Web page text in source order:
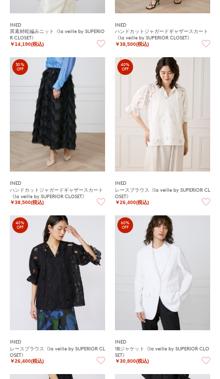
INED
異素材畦編みニット《la veille by SUPERIO
R CLOSET》
￥14,190(税込)
INED
ハンドカットジャガードギャザースカート
《la veille by SUPERIOR CLOSET》
￥38,500(税込)
30%
OFF
INED
ハンドカットジャガードギャザースカート
《la veille by SUPERIOR CLOSET》
￥38,500(税込)
40%
OFF
INED
レースブラウス《la veille by SUPERIOR CL
OSET》
￥26,400(税込)
40%
OFF
INED
レースブラウス《la veille by SUPERIOR CL
OSET》
￥26,400(税込)
60%
OFF
INED
1Bジャケット《la veille by SUPERIOR CLO
SET》
￥30,800(税込)